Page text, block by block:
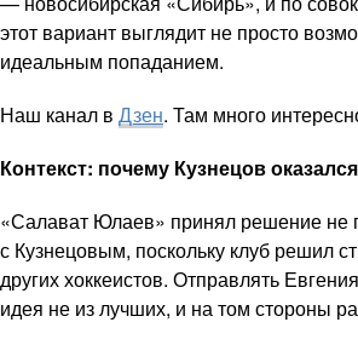
этот вариант выглядит не просто
идеальным попаданием.
Наш канал в Дзен. Там много
Контекст: почему Кузнецов
«Салават Юлаев» принял решение не
с Кузнецовым, поскольку клуб решил
других хоккеистов. Отправлять
идея не из лучших, и на том стороны